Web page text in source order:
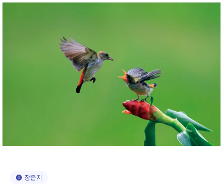
장은지